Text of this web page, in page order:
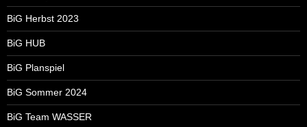
BiG Herbst 2023
BiG HUB
BiG Planspiel
BiG Sommer 2024
BiG Team WASSER